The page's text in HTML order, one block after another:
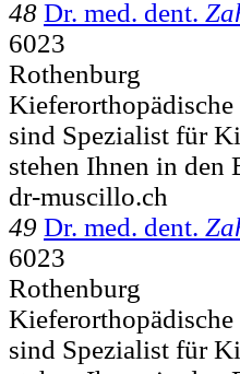
48 Dr. med. dent.
6023
Rothenburg
sind Spezialist für
stehen Ihnen in den
dr-muscillo.ch
49 Dr. med. dent.
6023
Rothenburg
sind Spezialist für